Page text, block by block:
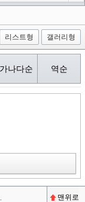
리스트형 갤러리형
가나다순 역순
맨위로